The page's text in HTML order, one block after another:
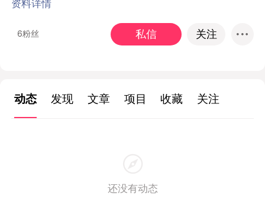
资料详情
6粉丝 私信 关注
动态 发现 文章 项目 收藏 关注
还没有动态